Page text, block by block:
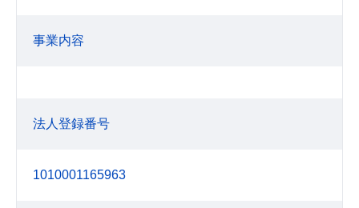
事業内容
法人登録番号
1010001165963